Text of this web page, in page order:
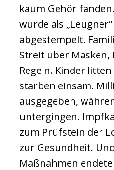
kaum Gehör
wurde als
abgestempelt.
Streit über
Regeln. Kinder
starben einsam.
ausgegeben,
untergingen.
zum Prüfstein der
zur Gesundheit.
Maßnahmen